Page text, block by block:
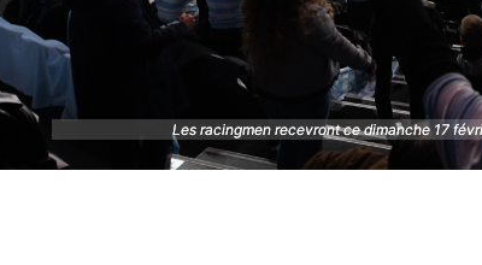
Les racingmen recevront ce dimanche 17
Les racingmen recevront ce dimanche 17